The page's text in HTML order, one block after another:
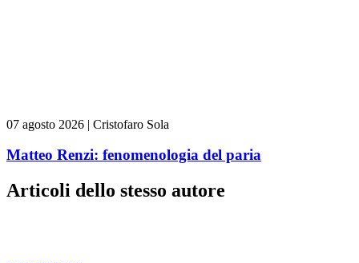
07 agosto 2026 | Cristofaro Sola
Matteo Renzi: fenomenologia del paria
Articoli dello stesso autore